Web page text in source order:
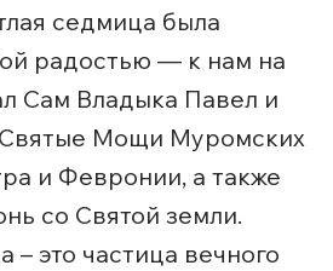
седмица была
радостью — к нам на
Сам Владыка Павел и
Святые Мощи Муромских
и Февронии, а также
со Святой земли.
– это частица вечного